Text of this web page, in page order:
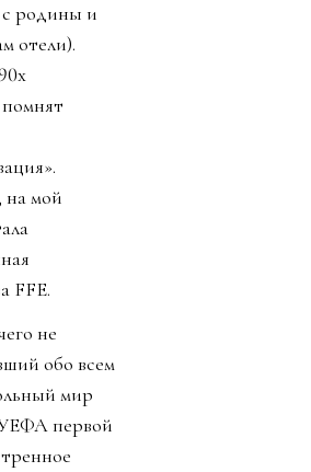
родины и
отели).
мой
FFE.
не
обо всем
мир
УЕФА первой